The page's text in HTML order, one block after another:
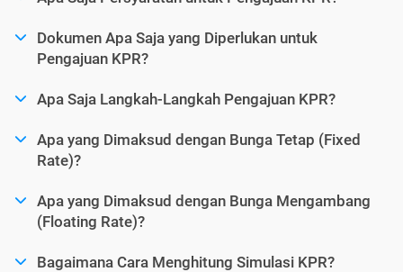
Dokumen Apa Saja yang Diperlukan untuk
Pengajuan KPR?
Apa Saja Langkah-Langkah Pengajuan KPR?
Apa yang Dimaksud dengan Bunga Tetap (Fixed
Rate)?
Apa yang Dimaksud dengan Bunga Mengambang
(Floating Rate)?
Bagaimana Cara Menghitung Simulasi KPR?